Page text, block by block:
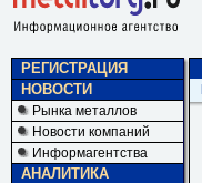
РЕГИСТРАЦИЯ
НОВОСТИ
Рынка металлов
Новости компаний
Информагентства
АНАЛИТИКА